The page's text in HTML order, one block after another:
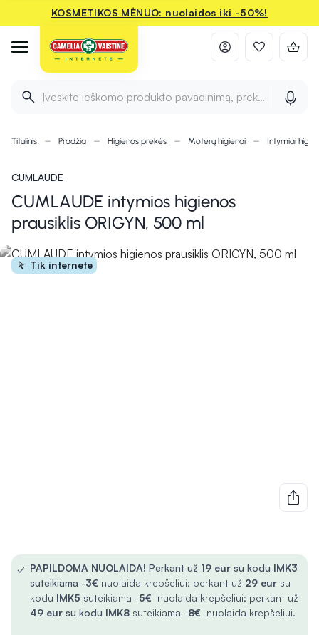
KOSMETIKOS MĖNUO: nuolaidos iki -50%!
Įveskite ieškomo produkto pavadinimą, prekės ženklą ir
Titulinis Pradžia Higienos prekės Moterų higienai Intymiai
CUMLAUDE
CUMLAUDE intymios higienos
prausiklis ORIGYN, 500 ml
Tik internete
✓ PAPILDOMA NUOLAIDA! Perkant už 19 eur su kodu IMK3
suteikiama -3€ nuolaida krepšeliui; perkant už 29 eur su
kodu IMK5 suteikiama -5€ nuolaida krepšeliui; perkant už
49 eur su kodu IMK8 suteikiama -8€ nuolaida krepšeliui.